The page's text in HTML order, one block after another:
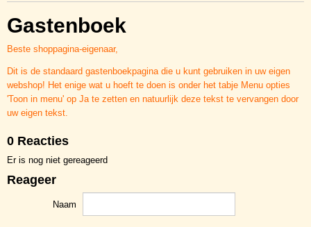
Gastenboek
Beste shoppagina-eigenaar,
Dit is de standaard gastenboekpagina die u kunt gebruiken in uw eigen
webshop! Het enige wat u hoeft te doen is onder het tabje Menu opties
'Toon in menu' op Ja te zetten en natuurlijk deze tekst te vervangen door
uw eigen tekst.
0 Reacties
Er is nog niet gereageerd
Reageer
Naam